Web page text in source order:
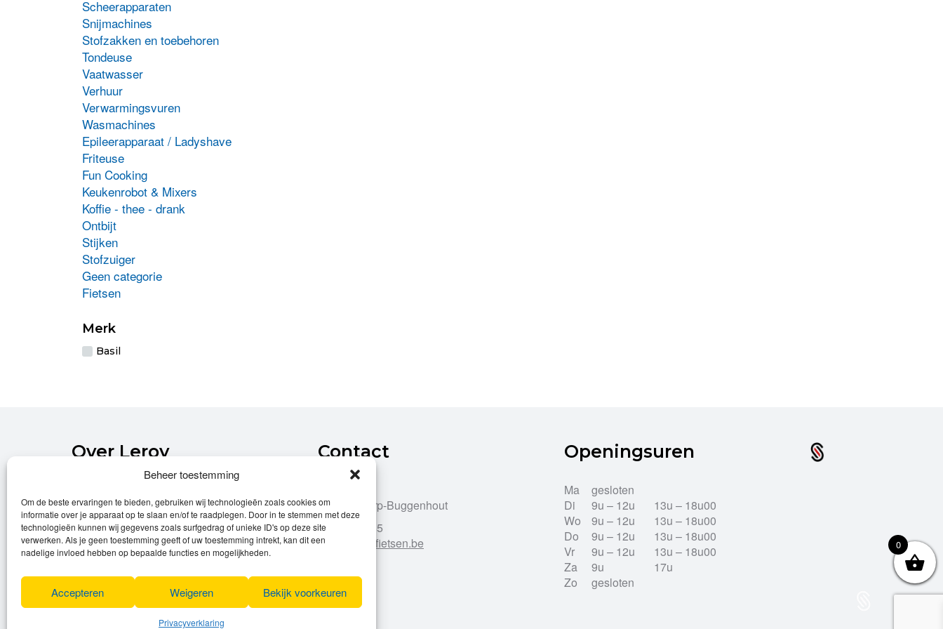
Beheer toestemming
Om de beste ervaringen te bieden, gebruiken wij technologieën zoals cookies om
informatie over je apparaat op te slaan en/of te raadplegen. Door in te stemmen met deze
technologieën kunnen wij gegevens zoals surfgedrag of unieke ID's op deze site
verwerken. Als je geen toestemming geeft of uw toestemming intrekt, kan dit een
nadelige invloed hebben op bepaalde functies en mogelijkheden.
Accepteren Weigeren Bekijk voorkeuren
Privacyverklaring
Scheerapparaten
Snijmachines
Stofzakken en toebehoren
Tondeuse
Vaatwasser
Verhuur
Verwarmingsvuren
Wasmachines
Epileerapparaat / Ladyshave
Friteuse
Fun Cooking
Keukenrobot & Mixers
Koffie - thee - drank
Ontbijt
Stijken
Stofzuiger
Geen categorie
Fietsen
Merk
Basil
Over Leroy
en eventuele herstellingen van
(elektrische) fietsen.
Privacyverklaring
Algemene voorwaarden
Cookies
Contact
9255 Opdorp-Buggenhout
052/33.27.85
info@leroy-fietsen.be
Openingsuren
Ma
gesloten
Di
9u – 12u
13u – 18u00
Wo
9u – 12u
13u – 18u00
Do
9u – 12u
13u – 18u00
Vr
9u – 12u
13u – 18u00
Za
9u
17u
Zo
gesloten
0